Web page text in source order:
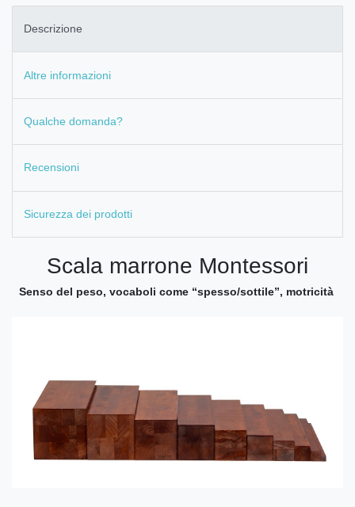
Descrizione
Altre informazioni
Qualche domanda?
Recensioni
Sicurezza dei prodotti
Scala marrone Montessori
Senso del peso, vocaboli come “spesso/sottile”, motricità